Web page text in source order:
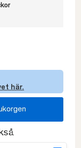
här.